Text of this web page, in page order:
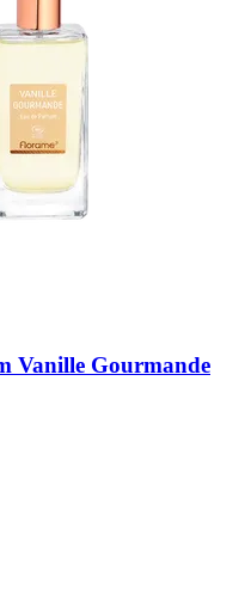
Vanille Gourmande